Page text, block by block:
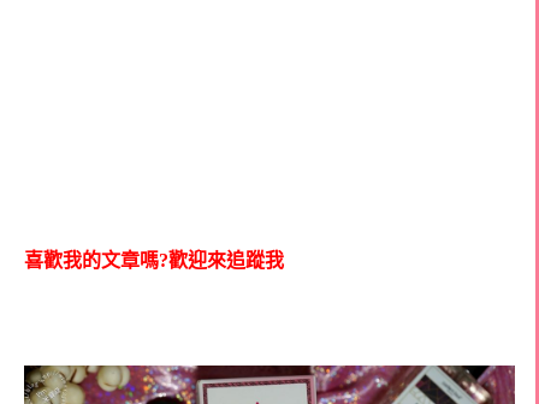
喜歡我的文章嗎?歡迎來追蹤我